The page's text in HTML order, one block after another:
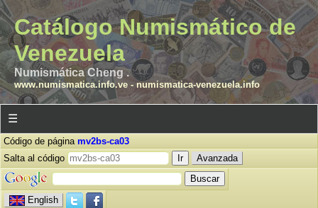
Catálogo Numismático de
Venezuela
Numismática Cheng .
www.numismatica.info.ve- numismatica-venezuela.info
☰
Código de página mv2bs-ca03
Salta al código
Avanzada
English